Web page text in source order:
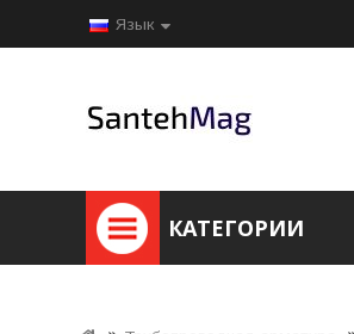
Язык
КАТЕГОРИИ